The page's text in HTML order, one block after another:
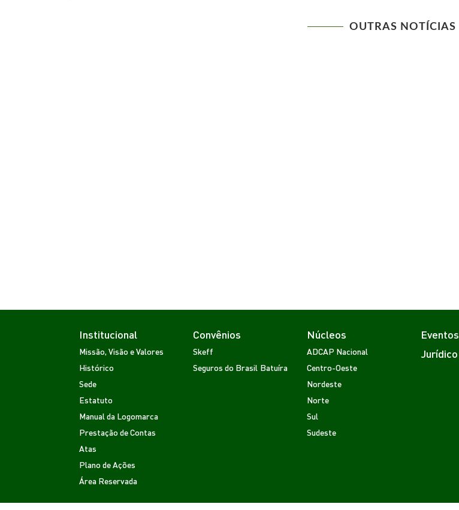
OUTRAS NOTÍCIAS
Institucional
Missão, Visão e Valores
Histórico
Sede
Estatuto
Manual da Logomarca
Prestação de Contas
Atas
Plano de Ações
Área Reservada
Convênios
Skeff
Seguros do Brasil Batuíra
Núcleos
ADCAP Nacional
Centro-Oeste
Nordeste
Norte
Sul
Sudeste
Eventos
Jurídico